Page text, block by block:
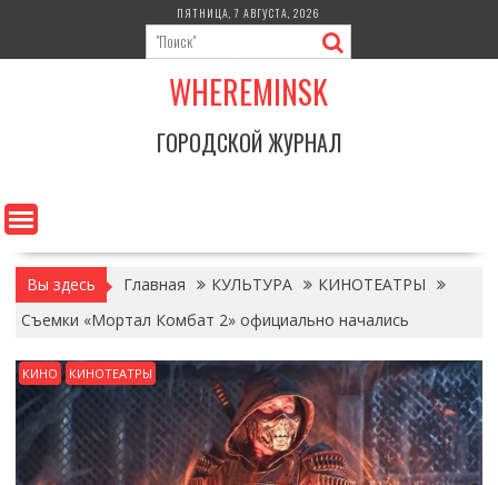
содержимому
ПЯТНИЦА, 7 АВГУСТА, 2026
WHEREMINSK
ГОРОДСКОЙ ЖУРНАЛ
Вы здесь Главная КУЛЬТУРА
КИНОТЕАТРЫ
Съемки «Мортал Комбат 2» официально начались
КИНО КИНОТЕАТРЫ